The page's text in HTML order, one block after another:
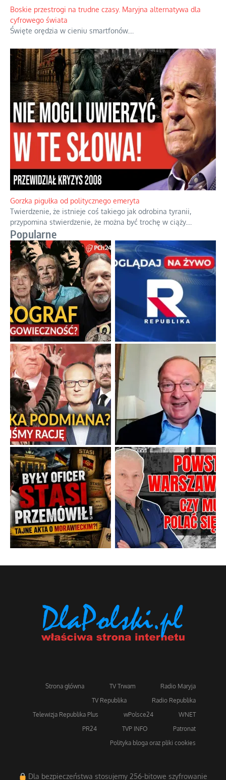
Boskie przestrogi na trudne czasy. Maryjna alternatywa dla
cyfrowego świata
Święte orędzia w cieniu smartfonów.
Gorzka pigułka od politycznego emeryta
Twierdzenie, że istnieje coś takiego jak odrobina tyranii,
przypomina stwierdzenie, że można być trochę w ciąży.
Popularne
Strona główna TV Trwam
Radio Maryja
TV Republika
Radio Republika
Telewizja Republika Plus
wPolsce24
WNET
PR24
TVP INFO
Patronat
Polityka bloga oraz pliki cookies
Dla bezpieczeństwa stosujemy 256-bitowe szyfrowanie